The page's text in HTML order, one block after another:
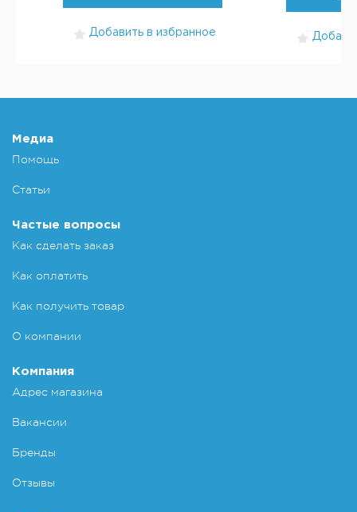
Добавить в избранное
Медиа
Помощь
Статьи
Частые вопросы
Как сделать заказ
Как оплатить
Как получить товар
О компании
Компания
Адрес магазина
Вакансии
Бренды
Отзывы